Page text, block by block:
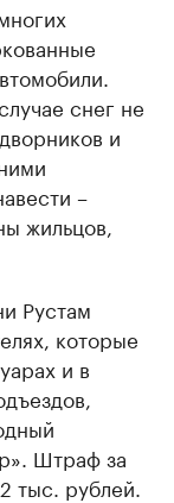
снег не
и
–
жильцов,
Рустам
которые
и в
Штраф за
тыс. рублей.